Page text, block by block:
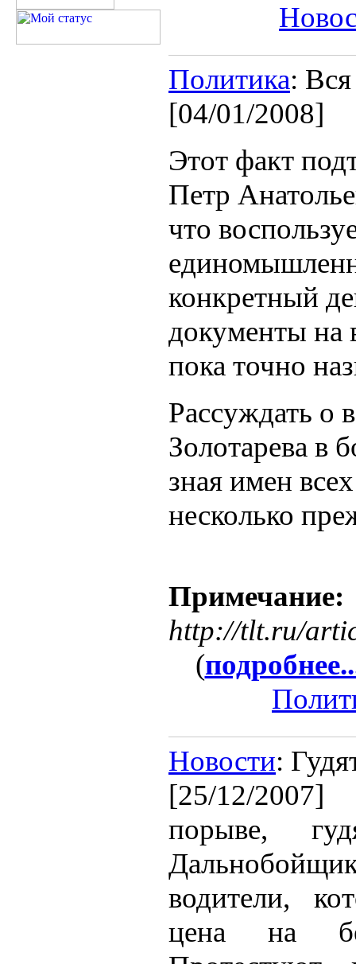
Политика:
[04/01/2008]
Этот факт
Петр
что
конкретный
документы
пока точно
Рассуждать о
Золотарева в
зная имен
несколько
Примечание:
http://tlt.ru/
(
Новости:
[25/12/2007]
порыве,
водители,
цена на